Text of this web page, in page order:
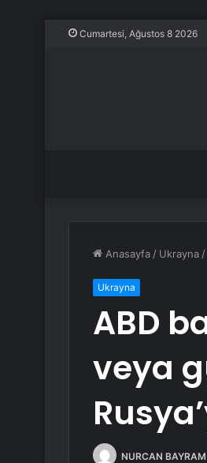
Cumartesi, Ağustos 8 2026
Anasayfa / Ukrayna /
Ukrayna
ABD
veya
NURCAN BAYRAM